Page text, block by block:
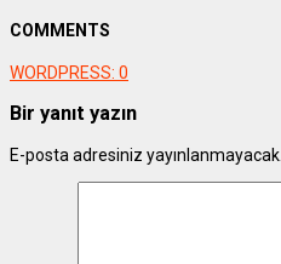
COMMENTS
WORDPRESS: 0
Bir yanıt yazın
E-posta adresiniz yayınlanmayacak.